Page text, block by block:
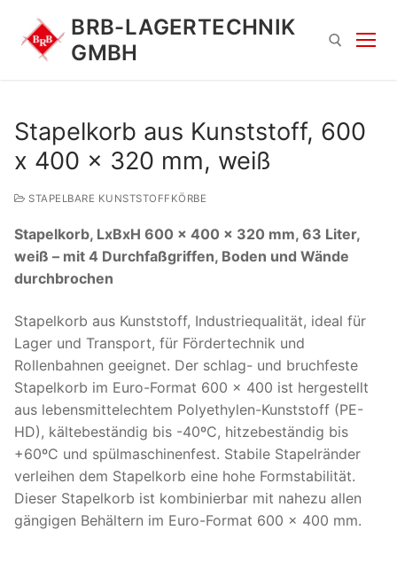
Inhalt
springen
BRB-LAGERTECHNIK
GMBH
Suchen
Stapelkorb aus Kunststoff, 600
x 400 x 320 mm, weiß
STAPELBARE KUNSTSTOFFKÖRBE
Stapelkorb, LxBxH 600 x 400 x 320 mm, 63 Liter,
weiß – mit 4 Durchfaßgriffen, Boden und Wände
durchbrochen
Stapelkorb aus Kunststoff, Industriequalität, ideal für
Lager und Transport, für Fördertechnik und
Rollenbahnen geeignet. Der schlag- und bruchfeste
Stapelkorb im Euro-Format 600 x 400 ist hergestellt
aus lebensmittelechtem Polyethylen-Kunststoff (PE-
HD), kältebeständig bis -40ºC, hitzebeständig bis
+60ºC und spülmaschinenfest. Stabile Stapelränder
verleihen dem Stapelkorb eine hohe Formstabilität.
Dieser Stapelkorb ist kombinierbar mit nahezu allen
gängigen Behältern im Euro-Format 600 x 400 mm.